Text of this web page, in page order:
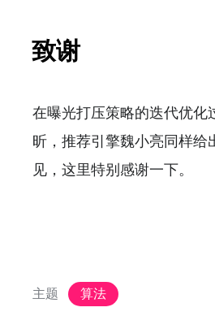
致谢
在曝光打压策略的迭代优化
昕，推荐引擎魏小亮同样给
见，这里特别感谢一下。
主题 算法